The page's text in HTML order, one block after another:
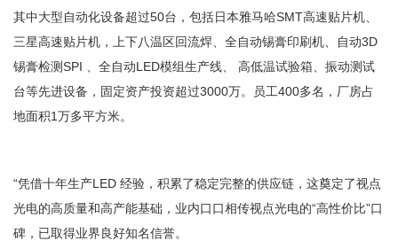
其中大型自动化设备超过50台，包括日本雅马哈SMT高速贴片机、
三星高速贴片机，上下八温区回流焊、全自动锡膏印刷机、自动3D
锡膏检测SPI 、全自动LED模组生产线、 高低温试验箱、振动测试
台等先进设备，固定资产投资超过3000万。员工400多名，厂房占
地面积1万多平方米。
“凭借十年生产LED 经验，积累了稳定完整的供应链，这奠定了视点
光电的高质量和高产能基础，业内口口相传视点光电的“高性价比”口
碑，已取得业界良好知名信誉。